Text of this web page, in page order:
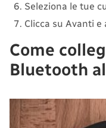
Seleziona le tue
Clicca su Avanti
Come
Bluetooth